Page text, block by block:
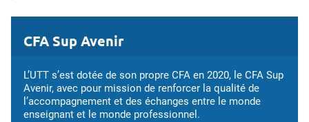
CFA Sup Avenir
L’UTT s’est dotée de son propre CFA en 2020, le CFA Sup
Avenir, avec pour mission de renforcer la qualité de
l’accompagnement et des échanges entre le monde
enseignant et le monde professionnel.